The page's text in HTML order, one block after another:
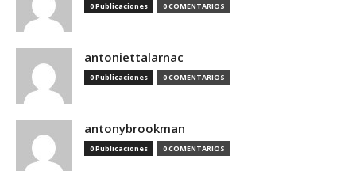
0 Publicaciones 0 COMENTARIOS
antoniettalarnac
0 Publicaciones 0 COMENTARIOS
antonybrookman
0 Publicaciones 0 COMENTARIOS